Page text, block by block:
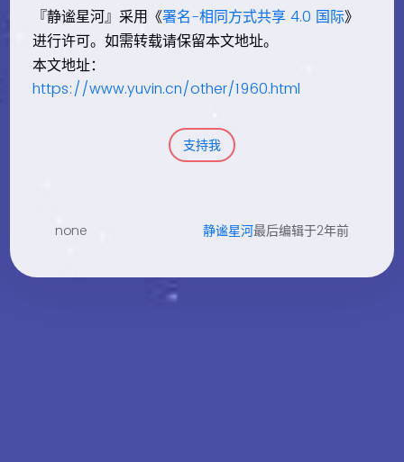
『静谧星河』采用《署名-相同方式共享 4.0 国际》
进行许可。如需转载请保留本文地址。
本文地址：
https://www.yuvin.cn/other/1960.html
支持我
none 静谧星河最后编辑于2年前